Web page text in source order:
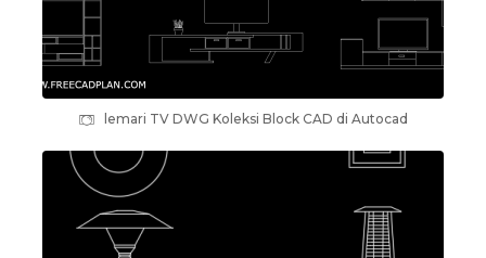
lemari TV DWG Koleksi Block CAD di Autocad